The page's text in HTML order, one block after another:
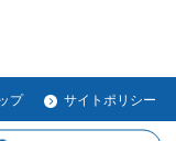
プ サイトポリシー